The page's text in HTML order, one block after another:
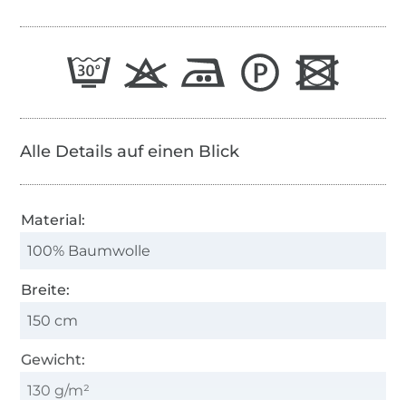
Alle Details auf einen Blick
Material:
100% Baumwolle
Breite:
150 cm
Gewicht:
130 g/m²